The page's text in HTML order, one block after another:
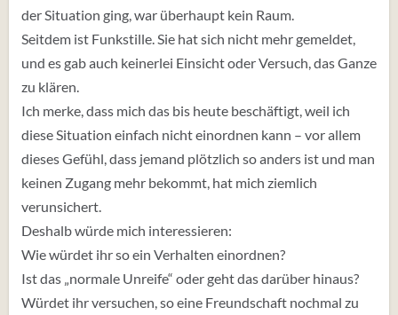
der Situation ging, war überhaupt kein Raum.
Seitdem ist Funkstille. Sie hat sich nicht mehr gemeldet,
und es gab auch keinerlei Einsicht oder Versuch, das Ganze
zu klären.
Ich merke, dass mich das bis heute beschäftigt, weil ich
diese Situation einfach nicht einordnen kann – vor allem
dieses Gefühl, dass jemand plötzlich so anders ist und man
keinen Zugang mehr bekommt, hat mich ziemlich
verunsichert.
Deshalb würde mich interessieren:
Wie würdet ihr so ein Verhalten einordnen?
Ist das „normale Unreife“ oder geht das darüber hinaus?
Würdet ihr versuchen, so eine Freundschaft nochmal zu